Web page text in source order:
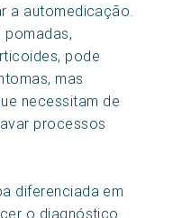
a automedicação.
pomadas,
pode
mas
necessitam de
processos
diferenciada em
o diagnóstico